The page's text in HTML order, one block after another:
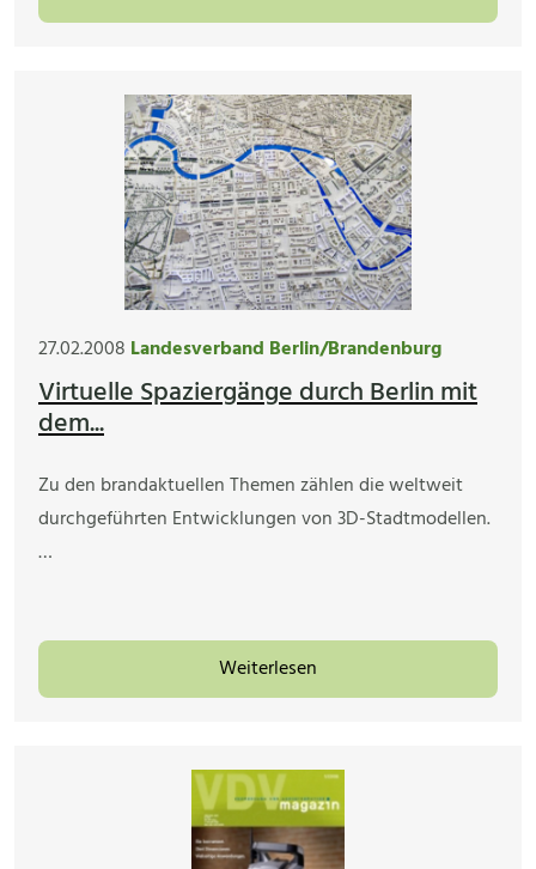
27.02.2008 Landesverband Berlin/Brandenburg
Virtuelle Spaziergänge durch Berlin mit
dem...
Zu den brandaktuellen Themen zählen die weltweit
durchgeführten Entwicklungen von 3D-Stadtmodellen.
…
Weiterlesen